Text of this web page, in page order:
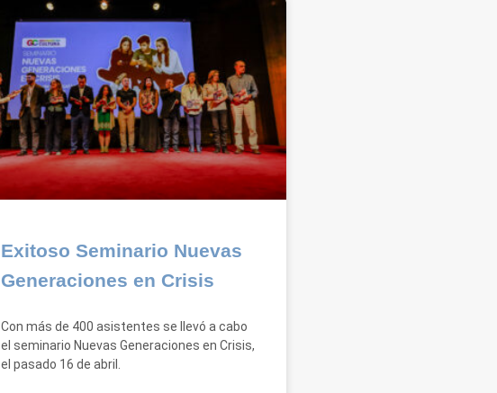
Exitoso Seminario Nuevas
Generaciones en Crisis
Con más de 400 asistentes se llevó a cabo
el seminario Nuevas Generaciones en Crisis,
el pasado 16 de abril.